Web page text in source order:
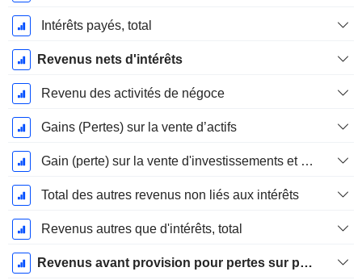
Intérêts payés, total
Revenus nets d'intérêts
Revenu des activités de négoce
Gains (Pertes) sur la vente d’actifs
Gain (perte) sur la vente d'investissements et de titres - (Rev)
Total des autres revenus non liés aux intérêts
Revenus autres que d'intérêts, total
Revenus avant provision pour pertes sur prêts